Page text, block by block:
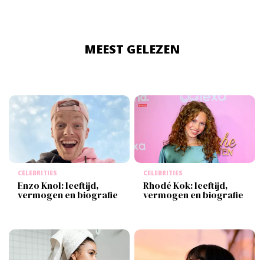
MEEST GELEZEN
CELEBRITIES
Enzo Knol: leeftijd,
vermogen en biografie
CELEBRITIES
Rhodé Kok: leeftijd,
vermogen en biografie